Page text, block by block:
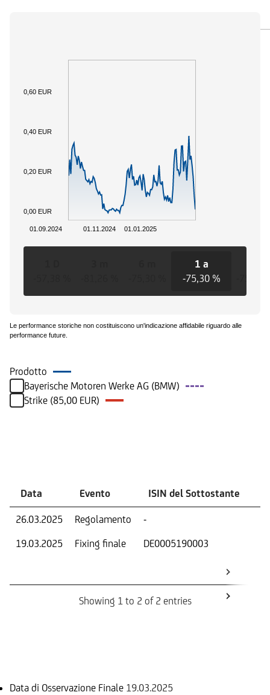
01.11.2024 01.01.2025
01.09.2024
0,00 EUR
0,20 EUR
0,40 EUR
0,60 EUR
1 a
-75,30 %
Le performance storiche non costituiscono un'indicazione affidabile riguardo alle
performance future.
Prodotto
Bayerische Motoren Werke AG (BMW)
Strike (85,00 EUR)
Data Evento ISIN del Sottostante
26.03.2025 Regolamento -
19.03.2025
Fixing finale DE0005190003
Showing 1 to 2 of 2 entries
Data di Osservazione Finale 19.03.2025